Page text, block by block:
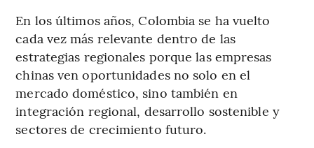
En los últimos años, Colombia se ha vuelto
cada vez más relevante dentro de las
estrategias regionales porque las empresas
chinas ven oportunidades no solo en el
mercado doméstico, sino también en
integración regional, desarrollo sostenible y
sectores de crecimiento futuro.